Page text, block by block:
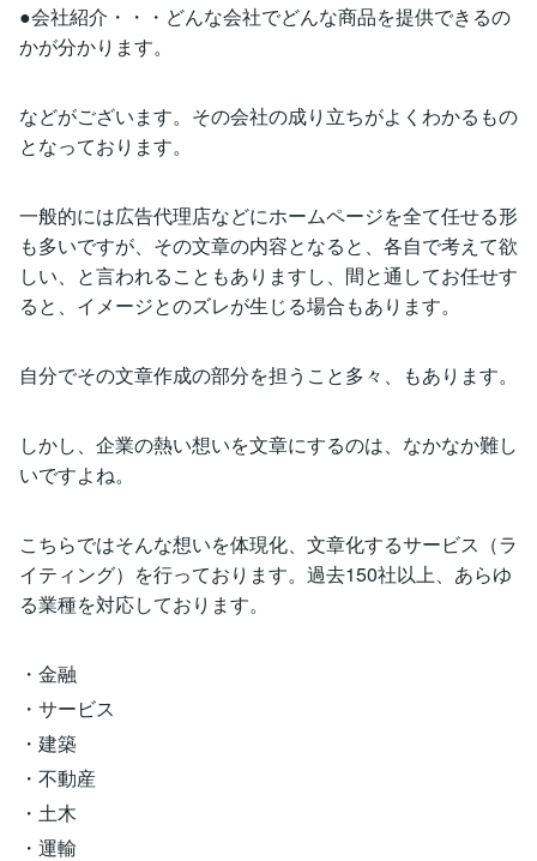
●会社紹介・・・どんな会社でどんな商品を提供できるの
かが分かります。
などがございます。その会社の成り立ちがよくわかるもの
となっております。
一般的には広告代理店などにホームページを全て任せる形
も多いですが、その文章の内容となると、各自で考えて欲
しい、と言われることもありますし、間と通してお任せす
ると、イメージとのズレが生じる場合もあります。
自分でその文章作成の部分を担うこと多々、もあります。
しかし、企業の熱い想いを文章にするのは、なかなか難し
いですよね。
こちらではそんな想いを体現化、文章化するサービス（ラ
イティング）を行っております。過去150社以上、あらゆ
る業種を対応しております。
・金融
・サービス
・建築
・不動産
・土木
・運輸